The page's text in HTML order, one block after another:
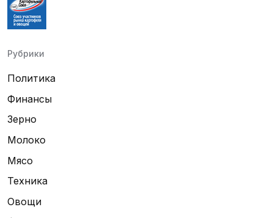
Рубрики
Политика
Финансы
Зерно
Молоко
Мясо
Техника
Овощи